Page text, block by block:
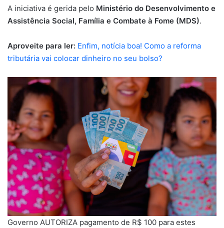
A iniciativa é gerida pelo Ministério do Desenvolvimento e
Assistência Social, Família e Combate à Fome (MDS).
Aproveite para ler: Enfim, notícia boa! Como a reforma
tributária vai colocar dinheiro no seu bolso?
Governo AUTORIZA pagamento de R$ 100 para estes